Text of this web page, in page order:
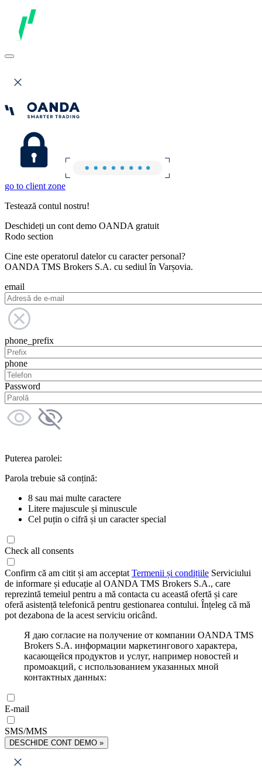
go to client zone
Testează contul nostru!
Deschideți un cont demo OANDA gratuit
Rodo section
Cine este operatorul datelor cu caracter personal?
OANDA TMS Brokers S.A. cu sediul în Varșovia.
email
phone_prefix
phone
Password
Puterea parolei:
Parola trebuie să conțină:
8 sau mai multe caractere
Litere majuscule și minuscule
Cel puțin o cifră și un caracter special
Check all consents
Confirm că am citit și am acceptat Termenii și condițiile Serviciului
de informare și educație al OANDA TMS Brokers S.A., care
reprezintă temeiul pentru a mă contacta cu această ofertă și care
oferă asistență telefonică pentru gestionarea contului. Înțeleg că mă
pot dezabona de la acest serviciu oricând.
Я даю согласие на получение от компании OANDA TMS
Brokers S.A. информации маркетингового характера,
касающейся продуктов и услуг, например новостей и
промоакций, с использованием указанных мной
контактных данных:
E-mail
SMS/MMS
DESCHIDE CONT DEMO »